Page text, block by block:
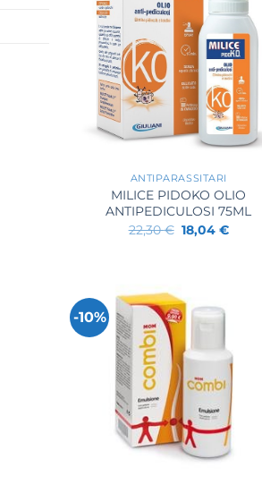
ANTIPARASSITARI
MILICE PIDOKO OLIO
ANTIPEDICULOSI 75ML
22,30€ Il
prezzo
18,04 €Il
-10%